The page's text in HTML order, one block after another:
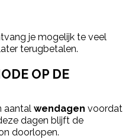
je mogelijk te veel
terugbetalen.
OP DE
aantalwendagen voordat
dagen blijft de
doorlopen.